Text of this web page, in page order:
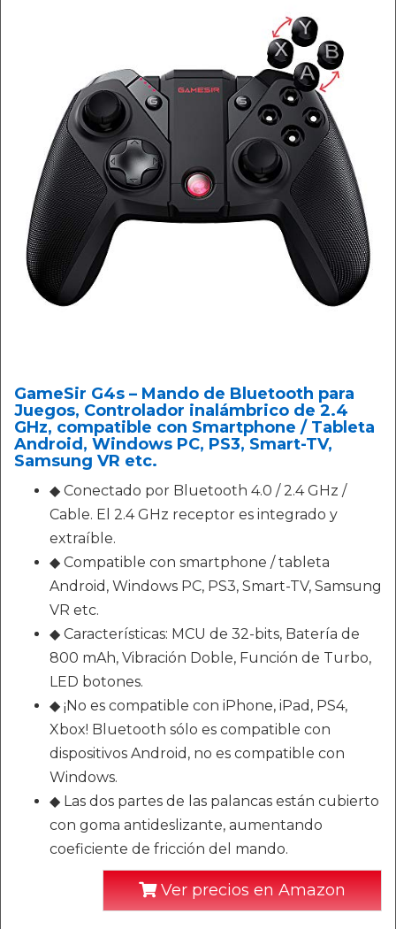
GameSir G4s – Mando de Bluetooth para
Juegos, Controlador inalámbrico de 2.4
GHz, compatible con Smartphone / Tableta
Android, Windows PC, PS3, Smart-TV,
Samsung VR etc.
◆ Conectado por Bluetooth 4.0 / 2.4 GHz /
Cable. El 2.4 GHz receptor es integrado y
extraíble.
◆ Compatible con smartphone / tableta
Android, Windows PC, PS3, Smart-TV, Samsung
VR etc.
◆ Características: MCU de 32-bits, Batería de
800 mAh, Vibración Doble, Función de Turbo,
LED botones.
◆ ¡No es compatible con iPhone, iPad, PS4,
Xbox! Bluetooth sólo es compatible con
dispositivos Android, no es compatible con
Windows.
◆ Las dos partes de las palancas están cubierto
con goma antideslizante, aumentando
coeficiente de fricción del mando.
Ver precios en Amazon